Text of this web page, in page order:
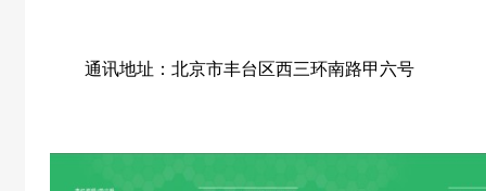
通讯地址：北京市丰台区西三环南路甲六号